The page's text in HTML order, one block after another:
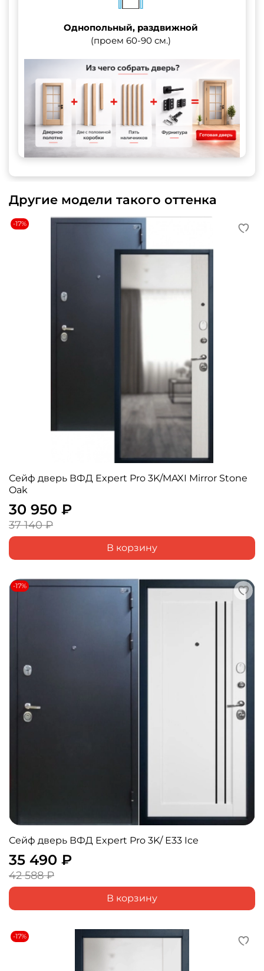
Однопольный, раздвижной
(проем 60-90 см.)
Другие модели такого оттенка
-17%
Сейф дверь ВФД Expert Pro 3K/MAXI Mirror Stone
Oak
30 950 ₽
37 140 ₽
В корзину
-17%
Сейф дверь ВФД Expert Pro 3K/ Е33 Ice
35 490 ₽
42 588 ₽
В корзину
-17%